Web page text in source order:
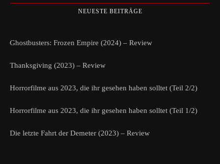
NEUESTE BEITRÄGE
Ghostbusters: Frozen Empire (2024) – Review
Thanksgiving (2023) – Review
Horrorfilme aus 2023, die ihr gesehen haben solltet (Teil 2/2)
Horrorfilme aus 2023, die ihr gesehen haben solltet (Teil 1/2)
Die letzte Fahrt der Demeter (2023) – Review